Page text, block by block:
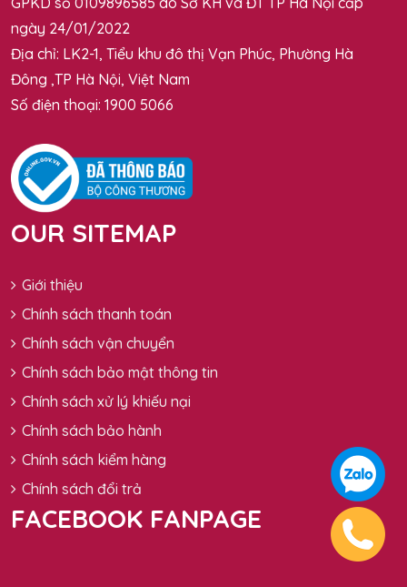
ngày 24/01/2022
Địa chỉ: LK2-1, Tiểu khu đô thị Vạn Phúc, Phường Hà
Đông ,TP Hà Nội, Việt Nam
Số điện thoại: 1900 5066
OUR SITEMAP
Giới thiệu
Chính sách thanh toán
Chính sách vận chuyển
Chính sách bảo mật thông tin
Chính sách xử lý khiếu nại
Chính sách bảo hành
Chính sách kiểm hàng
Chính sách đổi trả
FACEBOOK FANPAGE